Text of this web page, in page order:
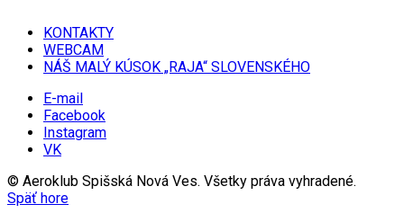
KONTAKTY
WEBCAM
NÁŠ MALÝ KÚSOK „RAJA“ SLOVENSKÉHO
E-mail
Facebook
Instagram
VK
© Aeroklub Spišská Nová Ves. Všetky práva vyhradené.
Späť hore